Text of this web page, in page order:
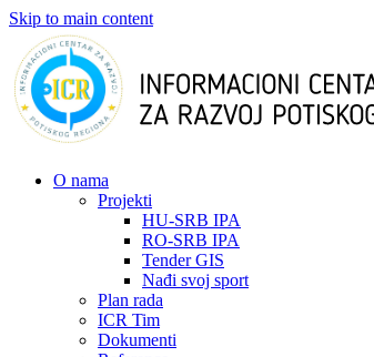
Skip to main content
О nama
Projekti
HU-SRB IPA
RO-SRB IPA
Tender GIS
Nađi svoj sport
Plan rada
ICR Tim
Dokumenti